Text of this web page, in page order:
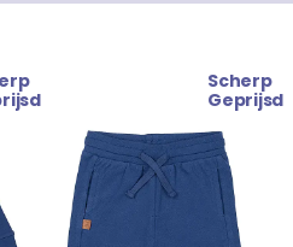
Scherp
Geprijsd
Oorspronkelijke
was:
€ 22.99.
is:
€ 19.99.